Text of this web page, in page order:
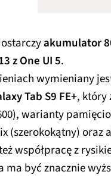
akumulator
z One UI 5.
wymieniany
Tab S9 FE+, który
warianty
(szerokokątny) oraz
współpracę z
ma być znacznie